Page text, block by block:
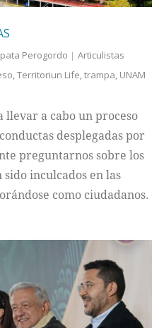
Perogordo
Articulistas
,Territoriun Life,trampa, UNAM
llevar a cabo un proceso
desplegadas por
preguntarnos sobre los
inculcados en las
como ciudadanos.